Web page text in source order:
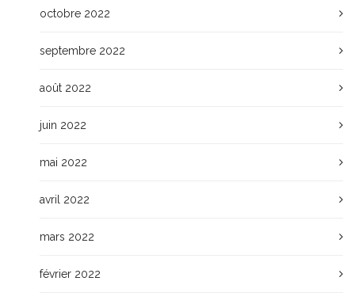
octobre 2022
septembre 2022
août 2022
juin 2022
mai 2022
avril 2022
mars 2022
février 2022